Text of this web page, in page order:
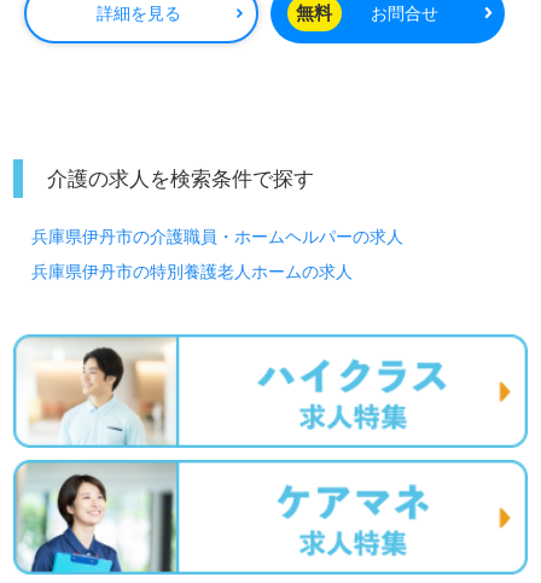
◎誰かのお役に立つ仕事×はたらくをわたしらしく！『こ
れからのキャリアが楽しみになる』輝く未来を描いてみま
援制度活用で資格を取得した、自分の仕事にありがとうと
言ってもらえて嬉しかった、新たな目標ができた』と嬉し
教育研修プログラムもおすすめポイント！『ご利用者様の
お役に立ちたい、喜んでもらいたい』『資格取得を目指し
ら働きたい』『施設形態、働き方、環境を変えて仕事をし
たい』等の方も大歓迎です！募集詳細や選考フロー等、担
当コンサルタントよりご案内します。お問い合わせも遠慮
なくお願いします。
医療/福祉業界の正社員/パート求人探しは【ウィルオブ介
護】＊求人情報収集、将来的に検討の方も遠慮なく＊
LINE、メール、お電話などご希望に応じてお問い合わせ/ご
相談可能です。転職相談、求人紹介、年収交渉など完全無
料サービスをご利用いただけます。＜非公開求人も取扱い
詳細を見る 無料 お問合せ
介護の求人を検索条件で探す
兵庫県伊丹市の介護職員・ホームヘルパーの求人
兵庫県伊丹市の特別養護老人ホームの求人